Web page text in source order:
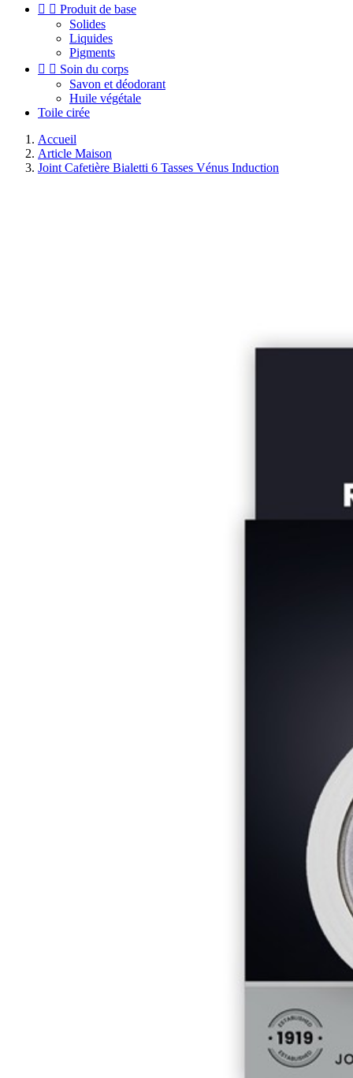
  Produit de base
Solides
Liquides
Pigments
  Soin du corps
Savon et déodorant
Huile végétale
Toile cirée
Accueil
Article Maison
Joint Cafetière Bialetti 6 Tasses Vénus Induction